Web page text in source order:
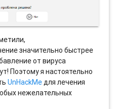
значительно быстрее
от вируса
Поэтому я настоятельно
UnHackMeдля лечения
нежелательных